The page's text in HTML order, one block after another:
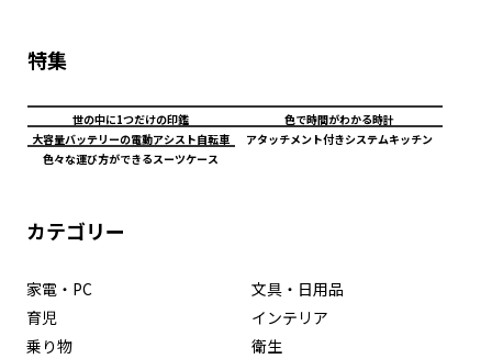
特集
世の中に1つだけの印鑑
色で時間がわかる時計
大容量バッテリーの電動アシスト自転車
アタッチメント付きシステムキッチン
色々な運び方ができるスーツケース
カテゴリー
家電・PC
文具・日用品
育児
インテリア
乗り物
衛生